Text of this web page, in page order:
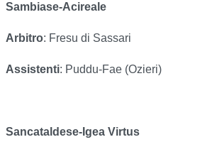
Sambiase-Acireale
Arbitro: Fresu di Sassari
Assistenti: Puddu-Fae (Ozieri)
Sancataldese-Igea Virtus